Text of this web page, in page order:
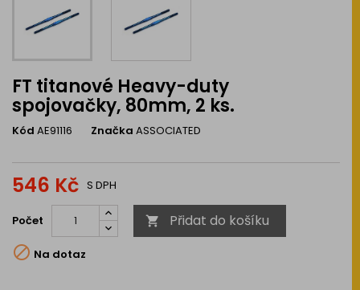
FT titanové Heavy-duty
spojovačky, 80mm, 2 ks.
Kód AE91116 Značka ASSOCIATED
546 Kč S DPH
Počet  Přidat do košíku
 Na dotaz